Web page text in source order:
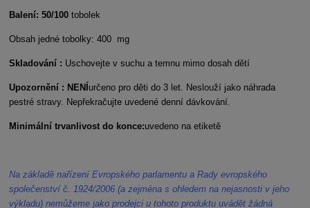
Balení: 50/100tobolek
Obsah jedné tobolky: 400 mg
Skladování : Uschovejte v suchu a temnu mimo dosah dětí
Upozornění : NENÍurčeno pro děti do 3 let. Neslouží jako náhrada
pestré stravy. Nepřekračujte uvedené denní dávkování.
Minimální trvanlivost do konce:uvedeno na etiketě
Na základě nařízení Evropského parlamentu a Rady evropského
společenství č. 1924/2006 (a zejména s ohledem na nejasnosti v jeho
výkladu) nemůžeme jako prodejci u tohoto produktu uvádět žádná